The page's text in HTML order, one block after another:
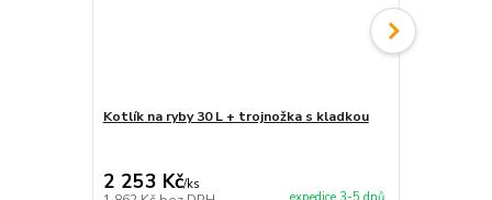
Kotlík na ryby 30 L + trojnožka s kladkou
2 253 Kč/ks